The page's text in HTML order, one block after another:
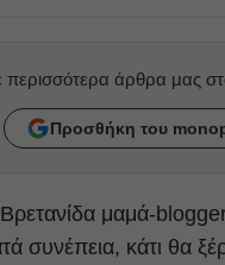
περισσότερα άρθρα μας
Προσθήκη του
μαμά-
συνέπεια, κάτι θα